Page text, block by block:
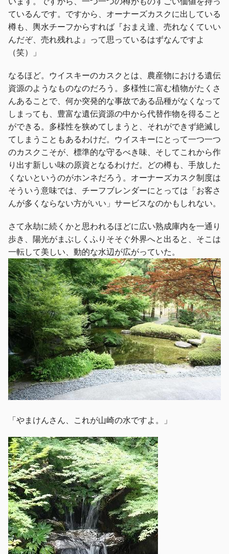
ているんです。ですから、オーナーズカスクに出している
樽も、輿水チーフからすれば『おまえ達、売れなくていい
んだぞ、売れ残れよ』って思っているはずなんですよ
（笑）」
なるほど。ウイスキーのカスクとは、農産物における遺伝
資源のようなものなのだろう。多様性に富む植物がたくさ
んあることで、何か突発的な事故である品種がなくなって
しまっても、豊富な遺伝資源の中から代替作物を得ること
ができる。多様性を狭めてしまうと、それができず絶滅し
てしまうこともあるわけだ。ウイスキーにとって一つ一つ
のカスクこそが、標準的な守るべき味、そしてこれから作
り出す新しい味の原資となるわけだ。どの樽も、手放した
くないというのがホンネだろう。オーナーズカスク制度は
そういう意味では、チーフブレンダーにとっては「お客さ
んが多くならない方がいい」サービスなのかもしれない。
さて永劫に続くかと思われるほどに広い熟成庫内を一通り
歩き、陽光がまぶしくふりそそぐ外界へと出ると、そこは
一転して美しい、動的な水辺が広がっていた。
「やまけんさん、これが山崎の水ですよ。」